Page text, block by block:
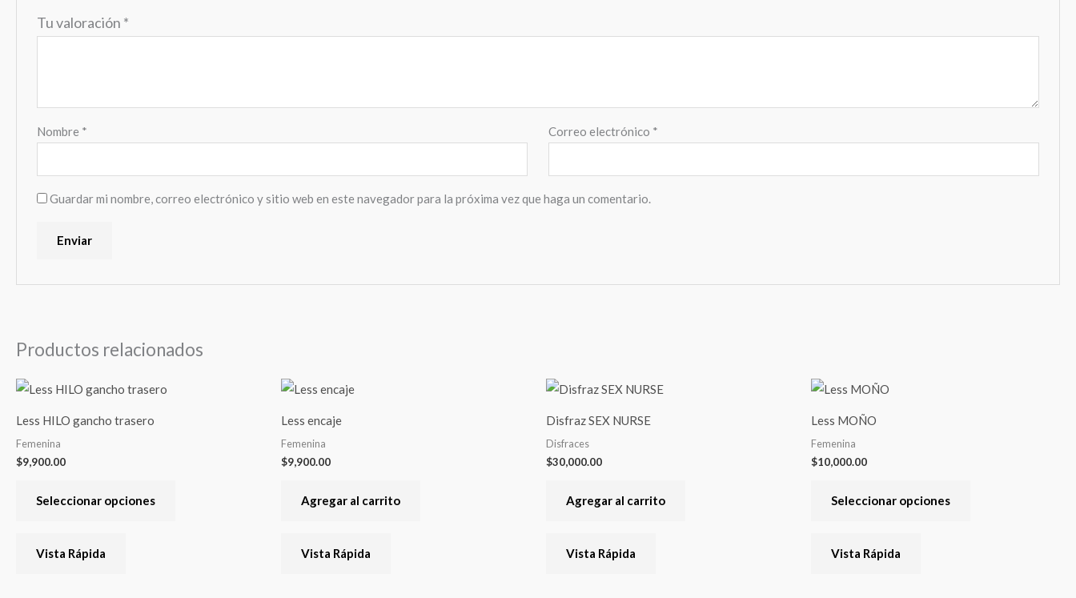
Tu valoración *
Nombre * Correo electrónico *
Guardar mi nombre, correo electrónico y sitio web en este navegador para la próxima vez que haga un comentario.
Productos relacionados
Less HILO gancho trasero
Femenina
$9,900.00
Seleccionar opciones
Vista Rápida
Less encaje
Femenina
$9,900.00
Agregar al carrito
Vista Rápida
Disfraz SEX NURSE
Disfraces
$30,000.00
Agregar al carrito
Vista Rápida
Less MOÑO
Femenina
$10,000.00
Seleccionar opciones
Vista Rápida